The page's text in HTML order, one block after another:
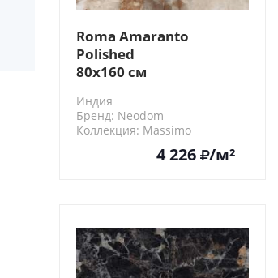
Roma Amaranto
Polished
80x160 см
Индия
Бренд: Neodom
Коллекция: Massimo
4 226 /м²